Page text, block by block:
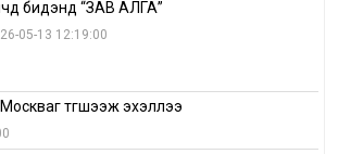
бидэнд “ЗАВ АЛГА”
05-13 12:19:00
түгшээж эхэллээ